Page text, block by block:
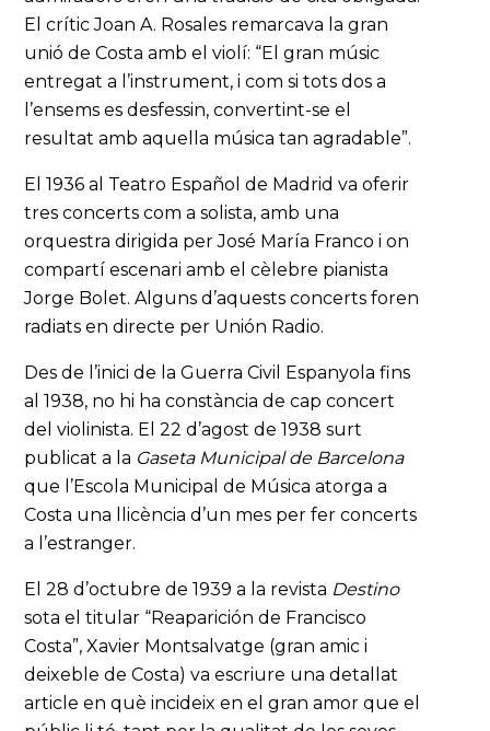
El crític Joan A. Rosales remarcava la gran
unió de Costa amb el violí: “El gran músic
entregat a l’instrument, i com si tots dos a
l’ensems es desfessin, convertint-se el
resultat amb aquella música tan agradable”.
El 1936 al Teatro Español de Madrid va oferir
tres concerts com a solista, amb una
orquestra dirigida per José María Franco i on
compartí escenari amb el cèlebre pianista
Jorge Bolet. Alguns d’aquests concerts foren
radiats en directe per Unión Radio.
Des de l’inici de la Guerra Civil Espanyola fins
al 1938, no hi ha constància de cap concert
del violinista. El 22 d’agost de 1938 surt
publicat a la Gaseta Municipal de Barcelona
que l’Escola Municipal de Música atorga a
Costa una llicència d’un mes per fer concerts
a l’estranger.
El 28 d’octubre de 1939 a la revista Destino
sota el titular “Reaparición de Francisco
Costa”, Xavier Montsalvatge (gran amic i
deixeble de Costa) va escriure una detallat
article en què incideix en el gran amor que el